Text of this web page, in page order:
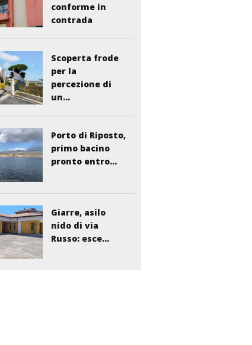
conforme in
contrada
Scoperta frode
per la
percezione di
un...
Porto di Riposto,
primo bacino
pronto entro...
Giarre, asilo
nido di via
Russo: esce...